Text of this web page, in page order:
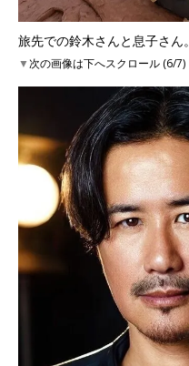
旅先での鈴木さんと息子さん。
▼次の画像は下へスクロール (6/7)